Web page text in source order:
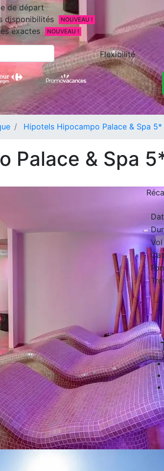
de départ
disponibilités
NOUVEAU !
exactes NOUVEAU !
Flexibilité
Hipotels Hipocampo Palace & Spa 5*
Palace & Spa